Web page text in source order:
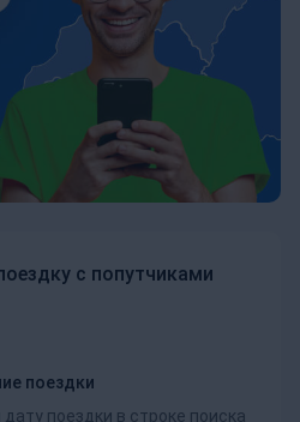
с попутчиками
поездки
поездки в строке поиска